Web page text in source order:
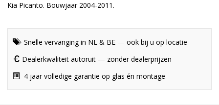
Kia Picanto. Bouwjaar 2004-2011.
Snelle vervanging in NL & BE — ook bij u op locatie
Dealerkwaliteit autoruit — zonder dealerprijzen
4 jaar volledige garantie op glas én montage